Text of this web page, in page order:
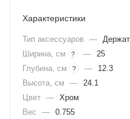
Характеристики
Тип аксессуаров —
Ширина, см
? — 25
Глубина, см
? —
12.3
Высота, см
— 24.1
Цвет — Хром
Вес
— 0.755